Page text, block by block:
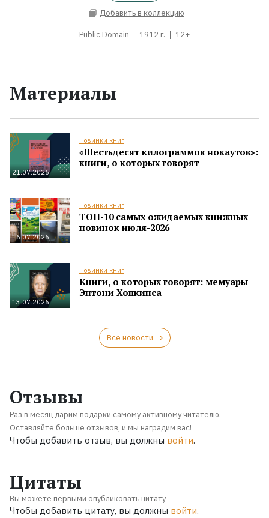
Добавить в коллекцию
Public Domain 1912 г. 12+
Материалы
21.07.2026
Новинки книг
«Шестьдесят килограммов нокаутов»:
книги, о которых говорят
16.07.2026
Новинки книг
ТОП-10 самых ожидаемых книжных
новинок июля-2026
13.07.2026
Новинки книг
Книги, о которых говорят: мемуары
Энтони Хопкинса
Все новости
Отзывы
Раз в месяц дарим подарки самому активному читателю.
Оставляйте больше отзывов, и мы наградим вас!
Чтобы добавить отзыв, вы должны войти.
Цитаты
Вы можете первыми опубликовать цитату
Чтобы добавить цитату, вы должны войти.